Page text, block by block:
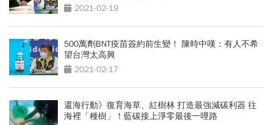
2021-02-19
500萬劑BNT疫苗簽約前生變！ 陳時中嘆：有人不希
望台灣太高興
2021-02-17
還海行動》復育海草、紅樹林 打造最強減碳利器 往
海裡「種樹」！藍碳接上淨零最後一哩路